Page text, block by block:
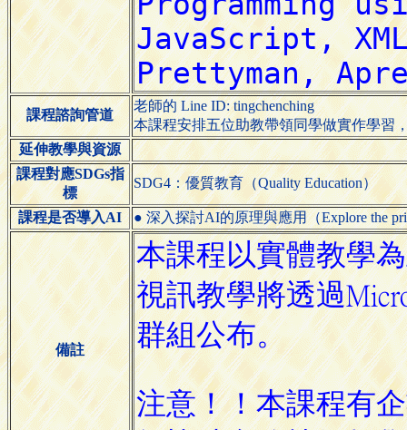
課程諮詢管道
老師的 Line ID: tingchenching
本課程安排五位助教帶領同學做實作學習
延伸教學與資源
課程對應SDGs指
標
SDG4：優質教育（Quality Education）
課程是否導入AI ● 深入探討AI的原理與應用（Explore the
備註